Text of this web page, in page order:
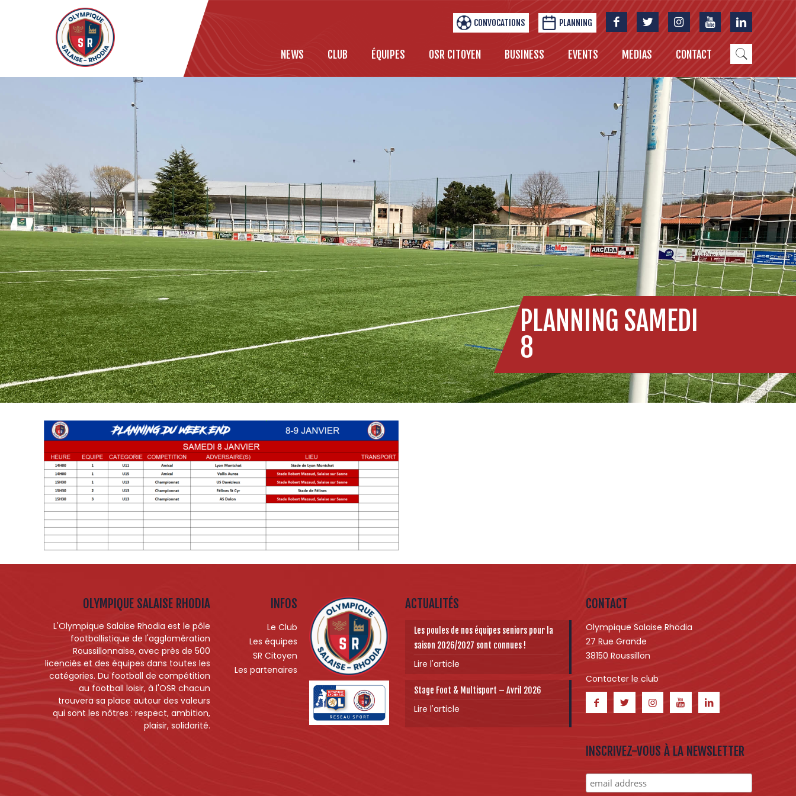
CONVOCATIONS PLANNING
NEWS CLUB ÉQUIPES OSR CITOYEN BUSINESS EVENTS MEDIAS CONTACT
PLANNING SAMEDI
8
OLYMPIQUE SALAISE RHODIA
L'Olympique Salaise Rhodia est le pôle
footballistique de l'agglomération
Roussillonnaise, avec près de 500
licenciés et des équipes dans toutes les
catégories. Du football de compétition
au football loisir, à l'OSR chacun
trouvera sa place autour des valeurs
qui sont les nôtres : respect, ambition,
plaisir, solidarité.
INFOS
Le Club
Les équipes
SR Citoyen
Les partenaires
ACTUALITÉS
Les poules de nos équipes seniors pour la
saison 2026/2027 sont connues !
Lire l'article
Stage Foot & Multisport – Avril 2026
Lire l'article
CONTACT
Olympique Salaise Rhodia
27 Rue Grande
38150 Roussillon
Contacter le club
INSCRIVEZ-VOUS À LA NEWSLETTER